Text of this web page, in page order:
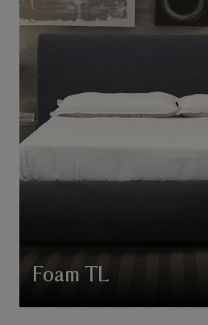
Foam TL